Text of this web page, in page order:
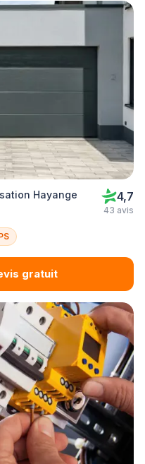
Hayange 4,7
43 avis
gratuit